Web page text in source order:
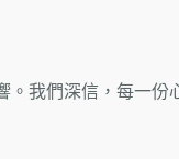
我們深信，每一份